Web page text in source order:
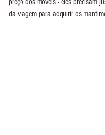
preço dos móveis - eles precisam
da viagem para adquirir os